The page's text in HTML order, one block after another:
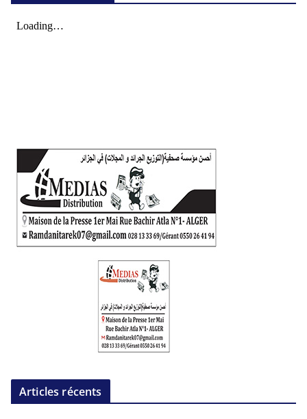
Articles récents